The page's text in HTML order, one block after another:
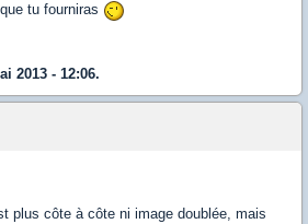
tu fourniras
2013 - 12:06.
plus côte à côte ni image doublée, mais